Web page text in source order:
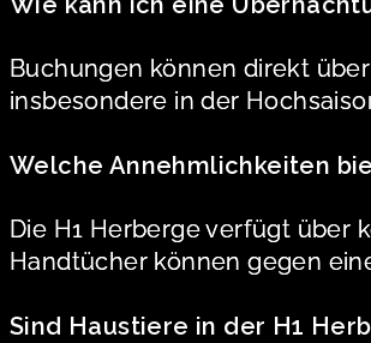
Buchungen können direkt
insbesondere in der
Welche Annehmlichkeiten
Die H1 Herberge verfügt über
Handtücher können gegen
Sind Haustiere in der H1